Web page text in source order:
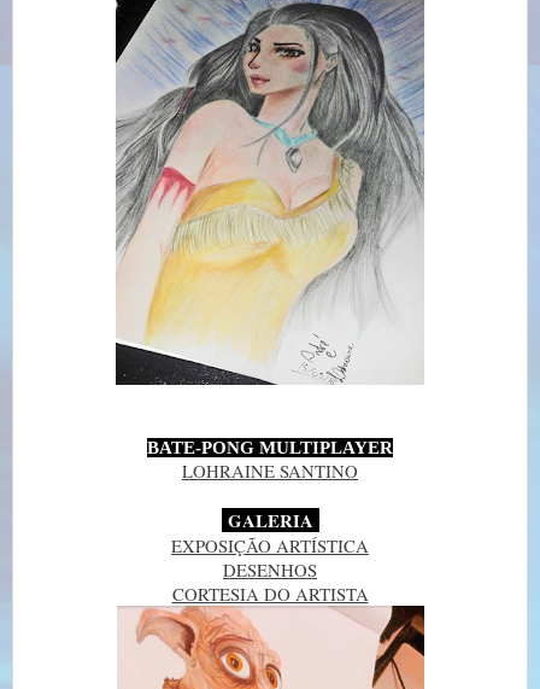
BATE-PONG MULTIPLAYER
LOHRAINE SANTINO
GALERIA
EXPOSIÇÃO ARTÍSTICA
DESENHOS
CORTESIA DO ARTISTA